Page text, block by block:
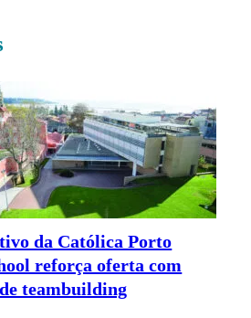
da Católica Porto
reforça oferta com
teambuilding